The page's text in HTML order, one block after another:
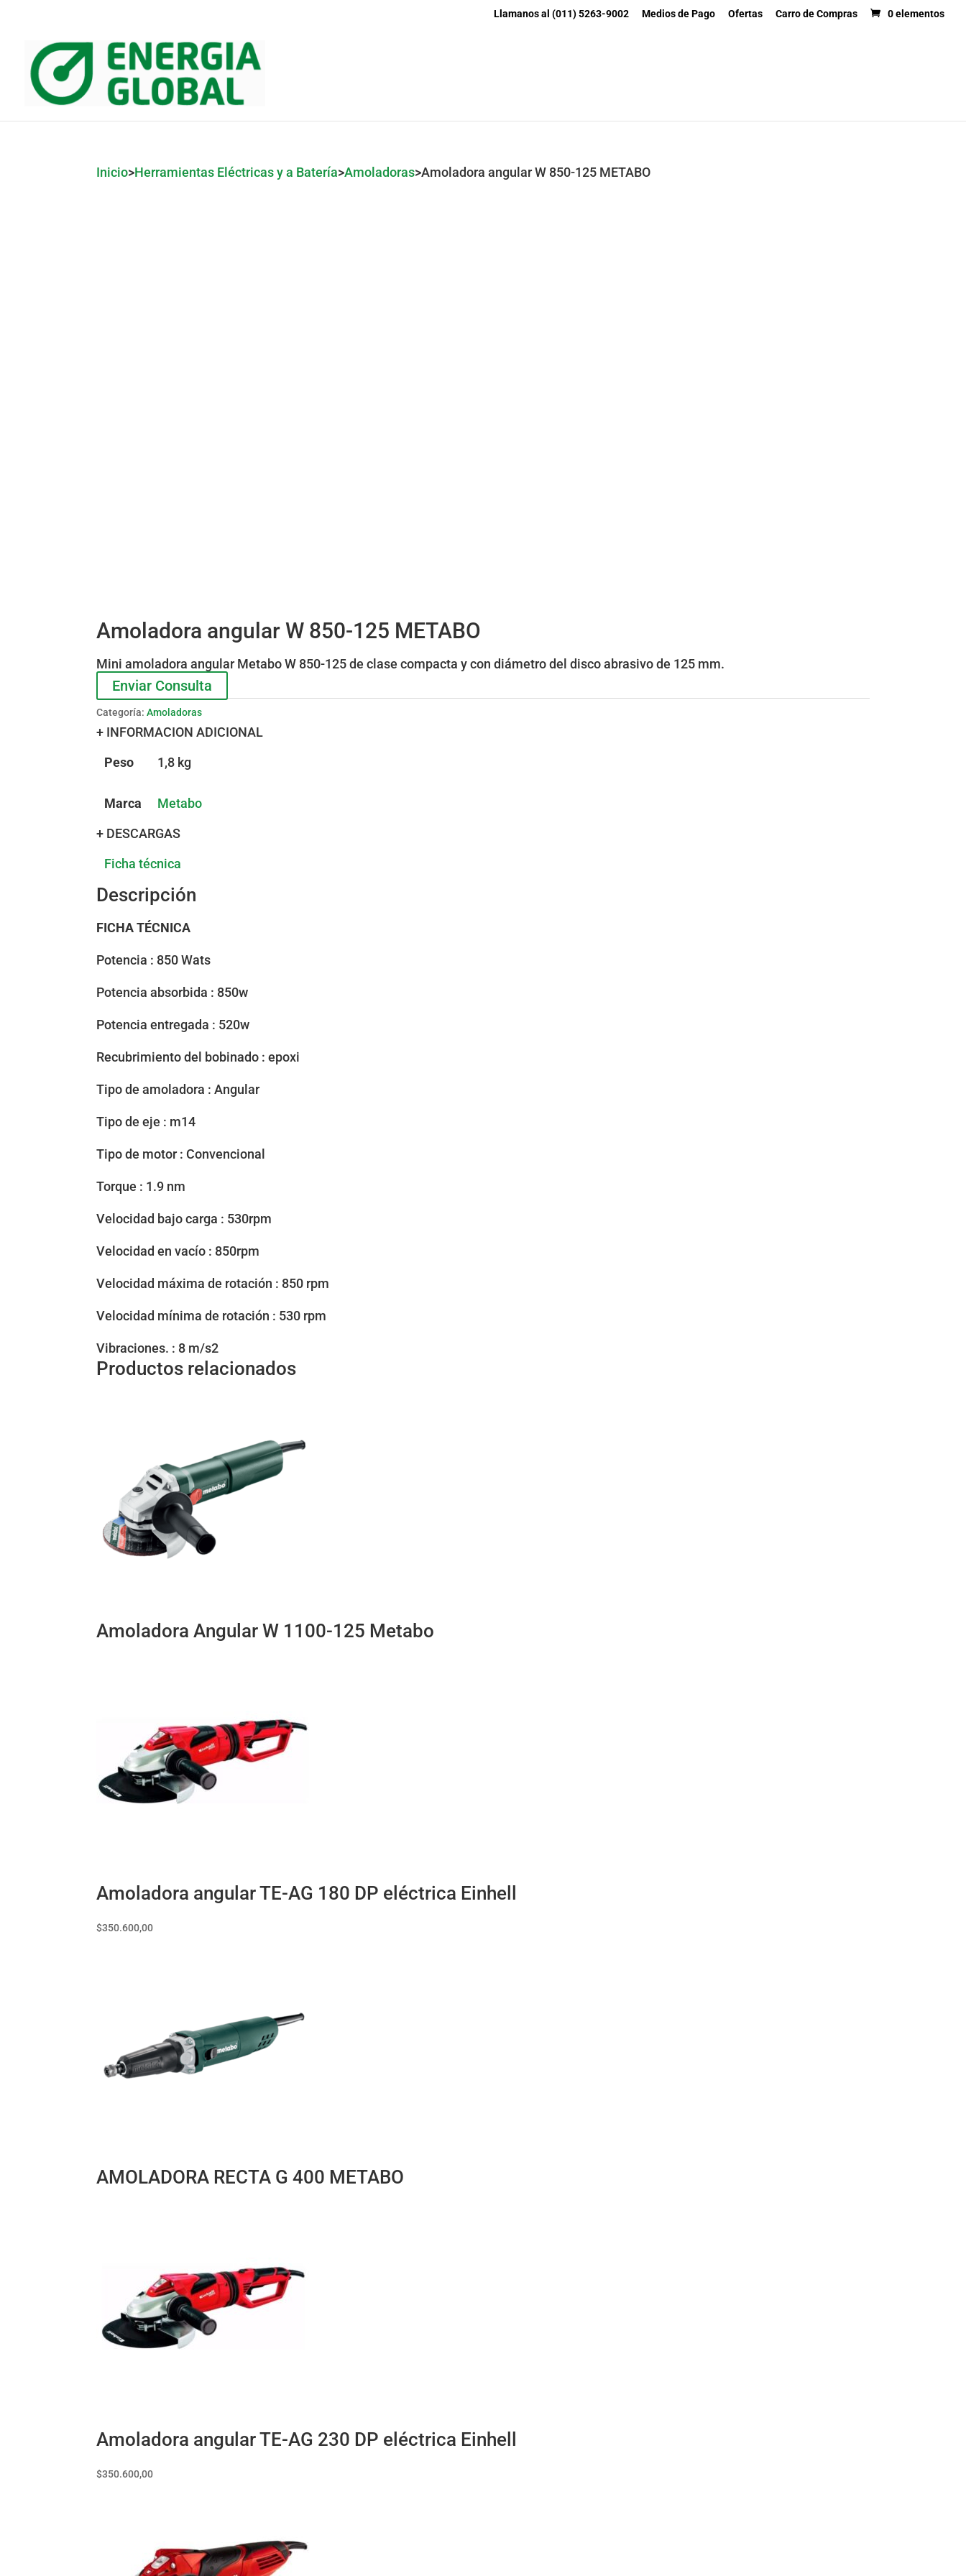
Llamanos al (011) 5263-9002 Medios de Pago Ofertas Carro de Compras 0 elementos
Inicio>Herramientas Eléctricas y a Batería>Amoladoras>Amoladora angular W 850-125 METABO
Amoladora angular W 850-125 METABO
Mini amoladora angular Metabo W 850-125 de clase compacta y con diámetro del disco abrasivo de 125 mm.
Enviar Consulta
Categoría:Amoladoras
+ INFORMACION ADICIONAL
Peso
1,8 kg
Marca
Metabo
+ DESCARGAS
Ficha técnica
Descripción
FICHA TÉCNICA
Potencia : 850 Wats
Potencia absorbida : 850w
Potencia entregada : 520w
Recubrimiento del bobinado : epoxi
Tipo de amoladora : Angular
Tipo de eje : m14
Tipo de motor : Convencional
Torque : 1.9 nm
Velocidad bajo carga : 530rpm
Velocidad en vacío : 850rpm
Velocidad máxima de rotación : 850 rpm
Velocidad mínima de rotación : 530 rpm
Vibraciones. : 8 m/s2
Productos relacionados
Amoladora Angular W 1100-125 Metabo
Amoladora angular TE-AG 180 DP eléctrica Einhell
$350.600,00
AMOLADORA RECTA G 400 METABO
Amoladora angular TE-AG 230 DP eléctrica Einhell
$350.600,00